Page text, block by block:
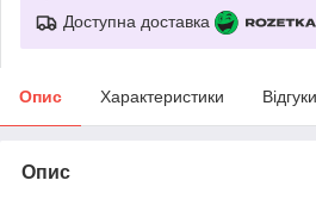
Доступна доставка
Опис Характеристики
Опис